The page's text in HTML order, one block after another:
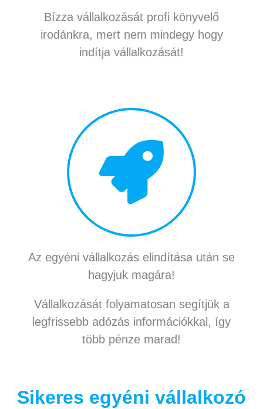
Bízza vállalkozását profi könyvelő
irodánkra, mert nem mindegy hogy
indítja vállalkozását!
Az egyéni vállalkozás elindítása után se
hagyjuk magára!
Vállalkozását folyamatosan segítjük a
legfrissebb adózás információkkal, így
több pénze marad!
Sikeres egyéni vállalkozó